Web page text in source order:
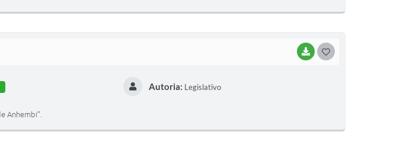
BAIXAR
Autoria: Legislativo
Anhembi”.